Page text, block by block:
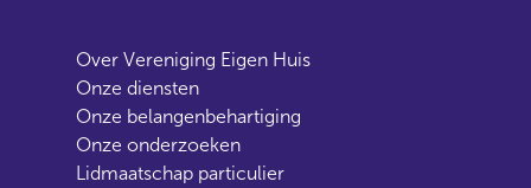
Over Vereniging Eigen Huis
Onze diensten
Onze belangenbehartiging
Onze onderzoeken
Lidmaatschap particulier